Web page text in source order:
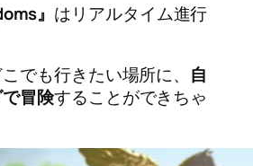
』 はリアルタイム進行
でも行きたい場所に、 自
冒険することができちゃ